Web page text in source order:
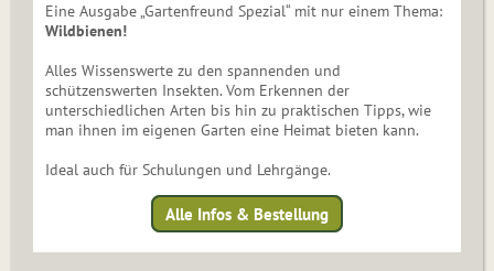
Eine Ausgabe „Gartenfreund Spezial“ mit nur einem Thema:
Wildbienen!
Alles Wissenswerte zu den spannenden und
schützenswerten Insekten. Vom Erkennen der
unterschiedlichen Arten bis hin zu praktischen Tipps, wie
man ihnen im eigenen Garten eine Heimat bieten kann.
Ideal auch für Schulungen und Lehrgänge.
Alle Infos & Bestellung